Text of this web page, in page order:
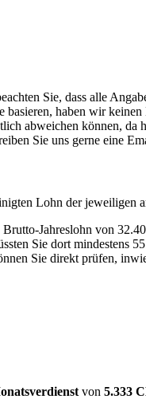
Sie, dass alle
haben wir
abweichen können,
Sie uns gerne eine
Lohn der jeweiligen
Jahreslohn von
Sie dort mindestens
Sie direkt prüfen,
von 5.333